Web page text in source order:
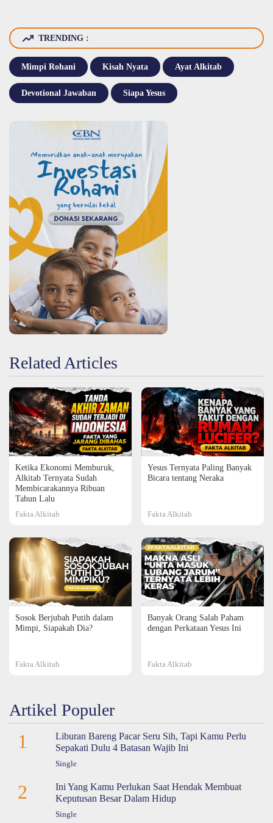
TRENDING :
Mimpi Rohani Kisah Nyata Ayat Alkitab
Devotional Jawaban Siapa Yesus
Related Articles
Ketika Ekonomi Memburuk,
Alkitab Ternyata Sudah
Membicarakannya Ribuan
Tahun Lalu
Fakta Alkitab
Yesus Ternyata Paling Banyak
Bicara tentang Neraka
Fakta Alkitab
Sosok Berjubah Putih dalam
Mimpi, Siapakah Dia?
Fakta Alkitab
Banyak Orang Salah Paham
dengan Perkataan Yesus Ini
Fakta Alkitab
Artikel Populer
1
Liburan Bareng Pacar Seru Sih, Tapi Kamu Perlu
Sepakati Dulu 4 Batasan Wajib Ini
Single
2
Ini Yang Kamu Perlukan Saat Hendak Membuat
Keputusan Besar Dalam Hidup
Single